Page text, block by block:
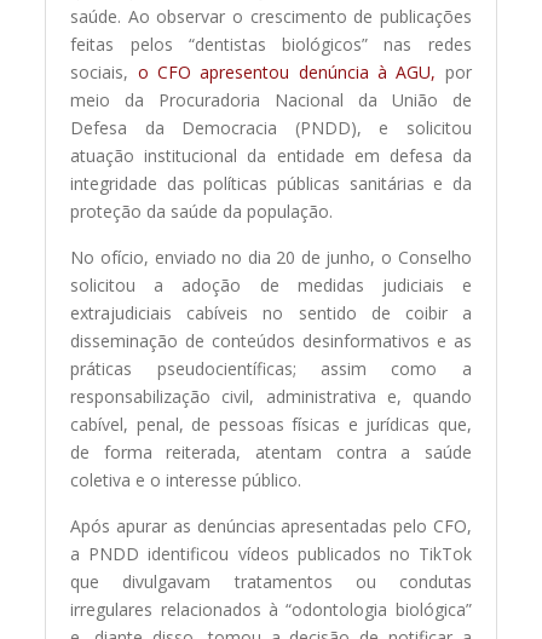
saúde. Ao observar o crescimento de publicações
feitas pelos “dentistas biológicos” nas redes
sociais, o CFO apresentou denúncia à AGU, por
meio da Procuradoria Nacional da União de
Defesa da Democracia (PNDD), e solicitou
atuação institucional da entidade em defesa da
integridade das políticas públicas sanitárias e da
proteção da saúde da população.
No ofício, enviado no dia 20 de junho, o Conselho
solicitou a adoção de medidas judiciais e
extrajudiciais cabíveis no sentido de coibir a
disseminação de conteúdos desinformativos e as
práticas pseudocientíficas; assim como a
responsabilização civil, administrativa e, quando
cabível, penal, de pessoas físicas e jurídicas que,
de forma reiterada, atentam contra a saúde
coletiva e o interesse público.
Após apurar as denúncias apresentadas pelo CFO,
a PNDD identificou vídeos publicados no TikTok
que divulgavam tratamentos ou condutas
irregulares relacionados à “odontologia biológica”